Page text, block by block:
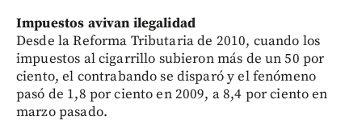
Impuestos avivan ilegalidad
Desde la Reforma Tributaria de 2010, cuando los
impuestos al cigarrillo subieron más de un 50 por
ciento, el contrabando se disparó y el fenómeno
pasó de 1,8 por ciento en 2009, a 8,4 por ciento en
marzo pasado.